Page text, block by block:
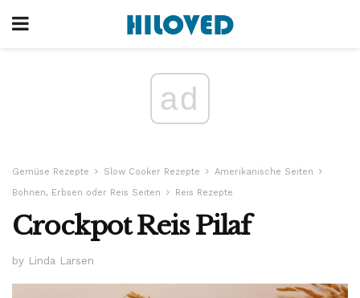
ad
Gemüse Rezepte Slow Cooker Rezepte
Amerikanische Seiten
Bohnen, Erbsen oder Reis Seiten
Reis Rezepte
Crockpot Reis Pilaf
by Linda Larsen